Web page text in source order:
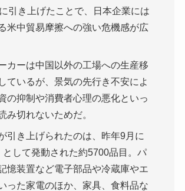
引き上げたことで、日本企業には
米中貿易摩擦への強い危機感が広
カーは中国以外の工場への生産移
ているが、景気の先行き不安によ
の抑制や消費者心理の悪化といっ
み切れないためだ。
引き上げられたのは、昨年9月に
として発動された約5700品目。パ
憶装置など電子部品や冷蔵庫やエ
った家電のほか、家具、食料品な